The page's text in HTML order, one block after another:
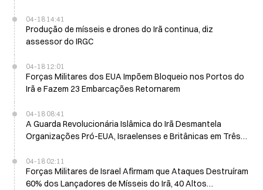
04-18 14:41
Produção de mísseis e drones do Irã continua, diz
assessor do IRGC
04-18 12:01
Forças Militares dos EUA Impõem Bloqueio nos Portos do
Irã e Fazem 23 Embarcações Retornarem
04-18 08:41
A Guarda Revolucionária Islâmica do Irã Desmantela
Organizações Pró-EUA, Israelenses e Britânicas em Três
04-18 02:11
Forças Militares de Israel Afirmam que Ataques Destruíram
60% dos Lançadores de Mísseis do Irã, 40 Altos